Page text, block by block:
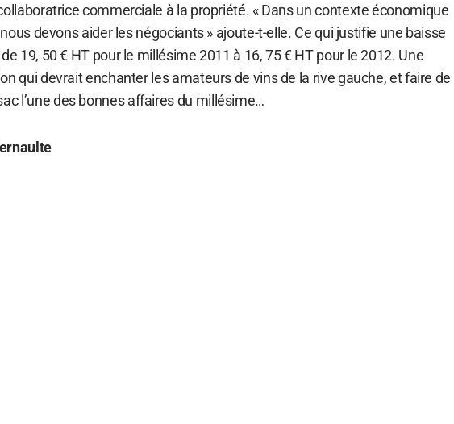
commerciale à la propriété. « Dans un contexte économique
devons aider les négociants » ajoute-t-elle. Ce qui justifie une baisse
19, 50 € HT pour le millésime 2011 à 16, 75 € HT pour le 2012. Une
qui devrait enchanter les amateurs de vins de la rive gauche, et faire de
l’une des bonnes affaires du millésime…